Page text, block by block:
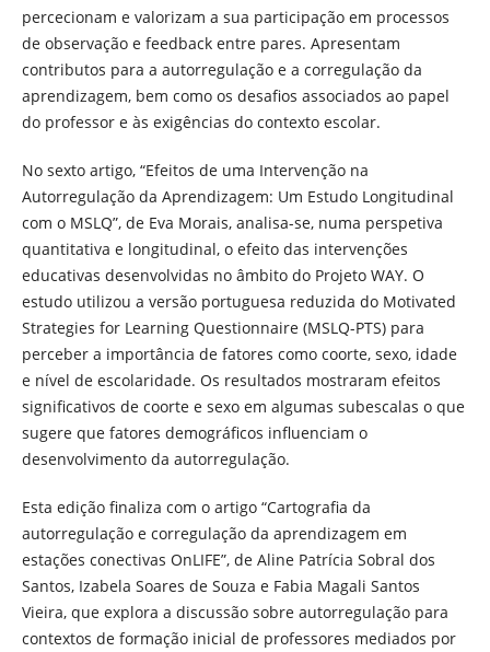
percecionam e valorizam a sua participação em processos
de observação e feedback entre pares. Apresentam
contributos para a autorregulação e a corregulação da
aprendizagem, bem como os desafios associados ao papel
do professor e às exigências do contexto escolar.
No sexto artigo, “Efeitos de uma Intervenção na
Autorregulação da Aprendizagem: Um Estudo Longitudinal
com o MSLQ”, de Eva Morais, analisa-se, numa perspetiva
quantitativa e longitudinal, o efeito das intervenções
educativas desenvolvidas no âmbito do Projeto WAY. O
estudo utilizou a versão portuguesa reduzida do Motivated
Strategies for Learning Questionnaire (MSLQ-PTS) para
perceber a importância de fatores como coorte, sexo, idade
e nível de escolaridade. Os resultados mostraram efeitos
significativos de coorte e sexo em algumas subescalas o que
sugere que fatores demográficos influenciam o
desenvolvimento da autorregulação.
Esta edição finaliza com o artigo “Cartografia da
autorregulação e corregulação da aprendizagem em
estações conectivas OnLIFE”, de Aline Patrícia Sobral dos
Santos, Izabela Soares de Souza e Fabia Magali Santos
Vieira, que explora a discussão sobre autorregulação para
contextos de formação inicial de professores mediados por